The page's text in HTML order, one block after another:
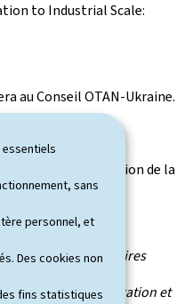
sans
personnel, et
Des cookies non
fins statistiques
to Industrial Scale:
au Conseil OTAN-Ukraine.
à une cérémonie de
avec participation de la
ministère des Affaires
de la Coopération et